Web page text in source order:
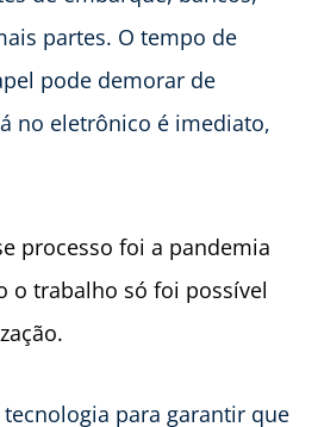
partes. O tempo de
pode demorar de
no eletrônico é imediato,
processo foi a pandemia
o trabalho só foi possível
para garantir que